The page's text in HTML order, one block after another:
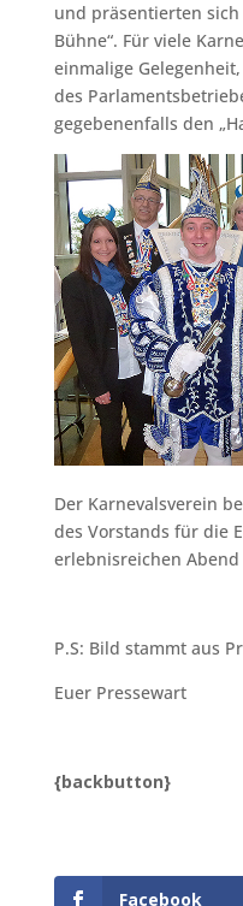
und präsentierten
Bühne“. Für viele
einmalige
des
gegebenenfalls den
Der Karnevalsverein
des Vorstands für die
erlebnisreichen
P.S: Bild stammt aus
Euer Pressewart
{backbutton}
Facebook